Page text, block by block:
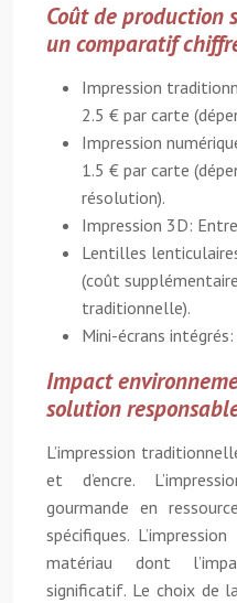
Coût de production
un comparatif
Impression
2.5 € par carte
Impression
1.5 € par carte
résolution).
Impression 3D:
Lentilles
(coût
traditionnelle).
Mini-écrans
Impact
solution
L’impression
et d’encre.
gourmande en
spécifiques.
matériau dont
significatif. Le choix de